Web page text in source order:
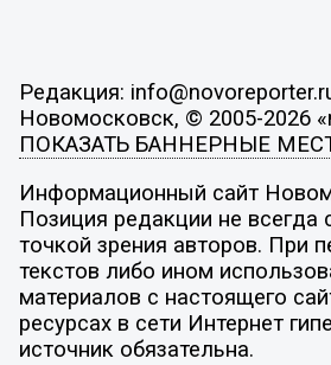
Редакция:
Новомосковск, © 2005-2026
ПОКАЗАТЬ БАННЕРНЫЕ
Информационный сайт
Позиция редакции не всегда
точкой зрения авторов. При
текстов либо ином
материалов с настоящего
ресурсах в сети Интернет
источник обязательна.